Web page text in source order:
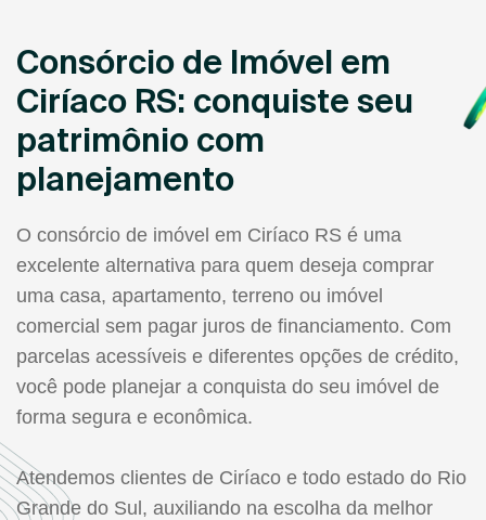
Consórcio de Imóvel em
Ciríaco RS: conquiste seu
patrimônio com
planejamento
O consórcio de imóvel em Ciríaco RS é uma
excelente alternativa para quem deseja comprar
uma casa, apartamento, terreno ou imóvel
comercial sem pagar juros de financiamento. Com
parcelas acessíveis e diferentes opções de crédito,
você pode planejar a conquista do seu imóvel de
forma segura e econômica.
Atendemos clientes de Ciríaco e todo estado do Rio
Grande do Sul, auxiliando na escolha da melhor